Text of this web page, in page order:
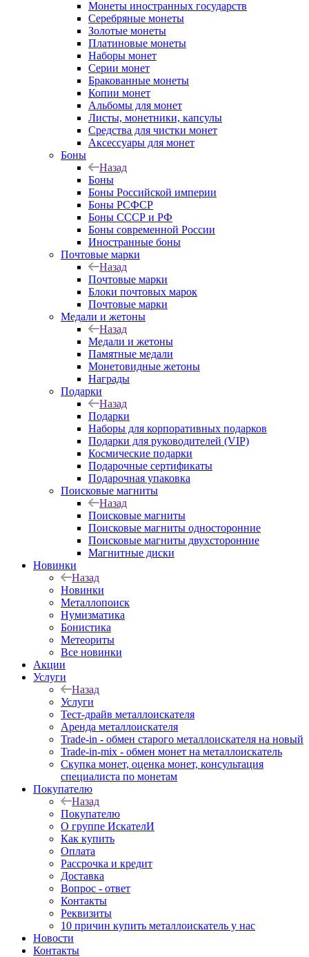
Монеты иностранных государств
Серебряные монеты
Золотые монеты
Платиновые монеты
Наборы монет
Серии монет
Бракованные монеты
Копии монет
Альбомы для монет
Листы, монетники, капсулы
Средства для чистки монет
Аксессуары для монет
Боны
Назад
Боны
Боны Российской империи
Боны РСФСР
Боны СССР и РФ
Боны современной России
Иностранные боны
Почтовые марки
Назад
Почтовые марки
Блоки почтовых марок
Почтовые марки
Медали и жетоны
Назад
Медали и жетоны
Памятные медали
Монетовидные жетоны
Награды
Подарки
Назад
Подарки
Наборы для корпоративных подарков
Подарки для руководителей (VIP)
Космические подарки
Подарочные сертификаты
Подарочная упаковка
Поисковые магниты
Назад
Поисковые магниты
Поисковые магниты односторонние
Поисковые магниты двухсторонние
Магнитные диски
Новинки
Назад
Новинки
Металлопоиск
Нумизматика
Бонистика
Метеориты
Все новинки
Акции
Услуги
Назад
Услуги
Тест-драйв металлоискателя
Аренда металлоискателя
Trade-in - обмен старого металлоискателя на новый
Trade-in-mix - обмен монет на металлоискатель
Скупка монет, оценка монет, консультация
специалиста по монетам
Покупателю
Назад
Покупателю
О группе ИскателИ
Как купить
Оплата
Рассрочка и кредит
Доставка
Вопрос - ответ
Контакты
Реквизиты
10 причин купить металлоискатель у нас
Новости
Контакты